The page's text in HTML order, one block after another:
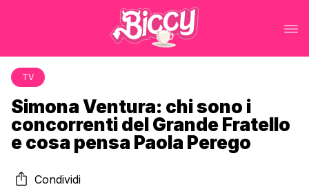
TV
Simona Ventura: chi sono i
concorrenti del Grande Fratello
e cosa pensa Paola Perego
Condividi